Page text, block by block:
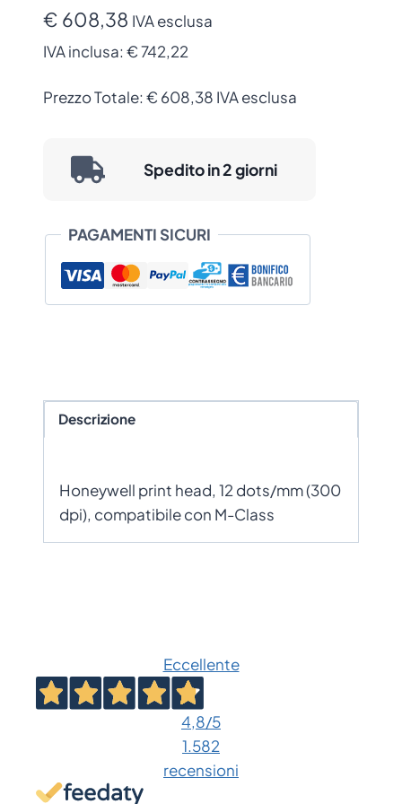
Class,
dpi
€ 608,38 IVA esclusa
IVA inclusa: € 742,22
Prezzo Totale: € 608,38 IVA esclusa
Spedito in 2 giorni
PAGAMENTI SICURI
Descrizione
Honeywell print head, 12 dots/mm (300
dpi), compatibile con M-Class
Eccellente
4,8/5
1.582
recensioni